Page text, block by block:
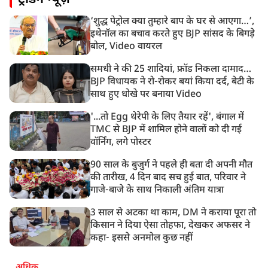
11:24 AM
दिल्ली में AAP विधायक अजय दत्त के दक्षिणपुरी स्थित दफ़्तर के
बाहर BJP का प्रदर्शन
‘शुद्ध पेट्रोल क्या तुम्हारे बाप के घर से आएगा…’,
इथेनॉल का बचाव करते हुए BJP सांसद के बिगड़े
बोल, Video वायरल
समधी ने की 25 शादियां, फ्रॉड निकला दामाद…
BJP विधायक ने रो-रोकर बयां किया दर्द, बेटी के
साथ हुए धोखे पर बनाया Video
'...तो Egg थेरेपी के लिए तैयार रहें', बंगाल में
TMC से BJP में शामिल होने वालों को दी गई
वॉर्निंग, लगे पोस्टर
90 साल के बुजुर्ग ने पहले ही बता दी अपनी मौत
की तारीख, 4 दिन बाद सच हुई बात, परिवार ने
गाजे-बाजे के साथ निकाली अंतिम यात्रा
3 साल से अटका था काम, DM ने कराया पूरा तो
किसान ने दिया ऐसा तोहफा, देखकर अफसर ने
कहा- इससे अनमोल कुछ नहीं